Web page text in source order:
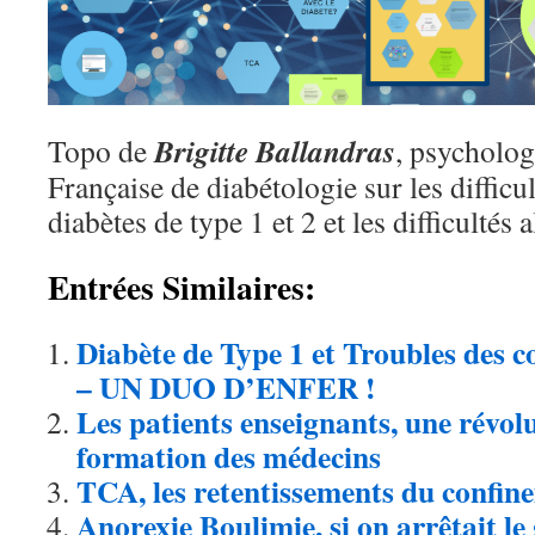
Topo deBrigitte Ballandras,
Française de diabétologie sur les
diabètes de type 1 et 2 et les difficultés
Entrées Similaires:
Diabète de Type 1 et Troubles des
– UN DUO D’ENFER !
Les patients enseignants, une
formation des médecins
TCA, les retentissements du
Anorexie Boulimie, si on arrêtait le